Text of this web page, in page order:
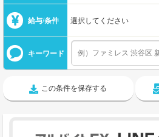
給与/条件 選択してください
キーワード
この条件を保存する